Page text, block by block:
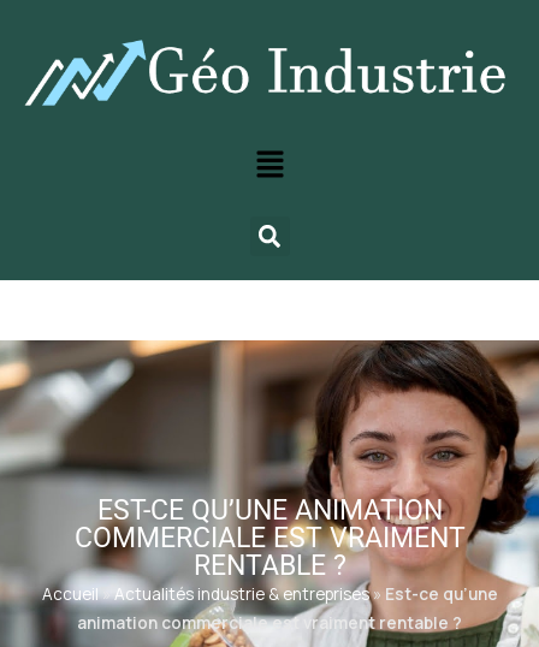
EST-CE QU’UNE ANIMATION
COMMERCIALE EST VRAIMENT
RENTABLE ?
Accueil»Actualités industrie & entreprises» Est-ce qu’une
animation commerciale est vraiment rentable ?